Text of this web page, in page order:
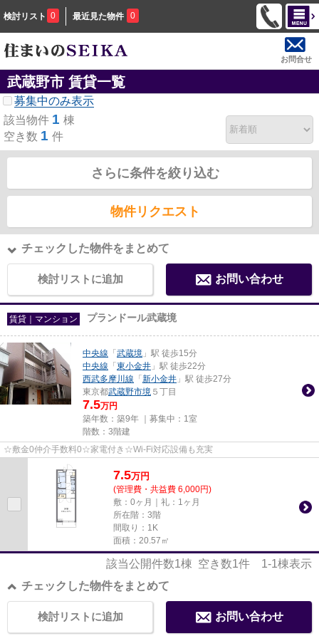
検討リスト 0 最近見た物件 0
お問合せ
武蔵野市 賃貸一覧
募集中のみ表示
該当物件 1 棟
空き数 1 件
さらに条件を絞り込む
物件リクエスト
チェックした物件をまとめて
検討リストに追加 お問い合わせ
賃貸｜マンション プランドール武蔵境
中央線 「 武蔵境 」駅 徒歩15分
中央線 「 東小金井 」駅 徒歩22分
西武多摩川線 「 新小金井 」駅 徒歩27分
東京都武蔵野市境 ５丁目
7.5万円
築年数：築9年 ｜募集中： 1室
階数：3階建
☆敷金0仲介手数料0☆家電付き☆Wi-Fi対応設備も充実
7.5万円
(管理費・共益費 6,000円)
敷：0ヶ月｜礼：1ヶ月
所在階：3階
間取り：1K
面積：20.57㎡
該当公開件数1棟 空き数1件 1-1棟表示
チェックした物件をまとめて
お問い合わせ
検討リストに追加